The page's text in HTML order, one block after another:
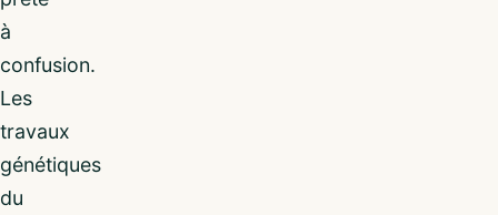
à
confusion.
Les
travaux
génétiques
du